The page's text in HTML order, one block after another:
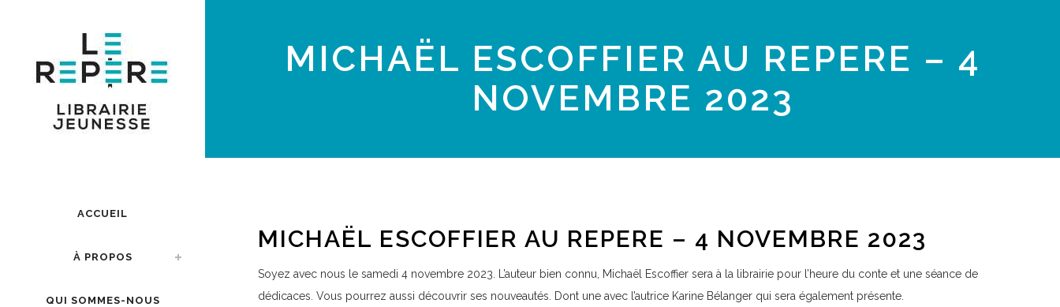
ACCUEIL
À PROPOS
QUI SOMMES-NOUS
MICHAËL ESCOFFIER AU REPERE – 4
NOVEMBRE 2023
MICHAËL ESCOFFIER AU REPERE – 4 NOVEMBRE 2023
Soyez avec nous le samedi 4 novembre 2023. L’auteur bien connu, Michaël Escoffier sera à la librairie pour l’heure du conte et une séance de
dédicaces. Vous pourrez aussi découvrir ses nouveautés. Dont une avec l’autrice Karine Bélanger qui sera également présente.